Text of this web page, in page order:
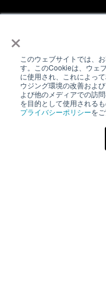
×
このウェブサイトでは、
す。このCookieは、ウェ
に使用され、これによっ
ウジング環境の改善およ
よび他のメディアでの訪
を目的として使用される
プライバシーポリシーを
電気書院E+アカデミ
る、株式会社電気書
いスタイルの学習方